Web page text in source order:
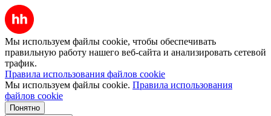
Мы используем файлы cookie, чтобы обеспечивать
правильную работу нашего веб-сайта и анализировать сетевой
трафик.
Правила использования файлов cookie
Мы используем файлы cookie. Правила использования
файлов cookie
Понятно